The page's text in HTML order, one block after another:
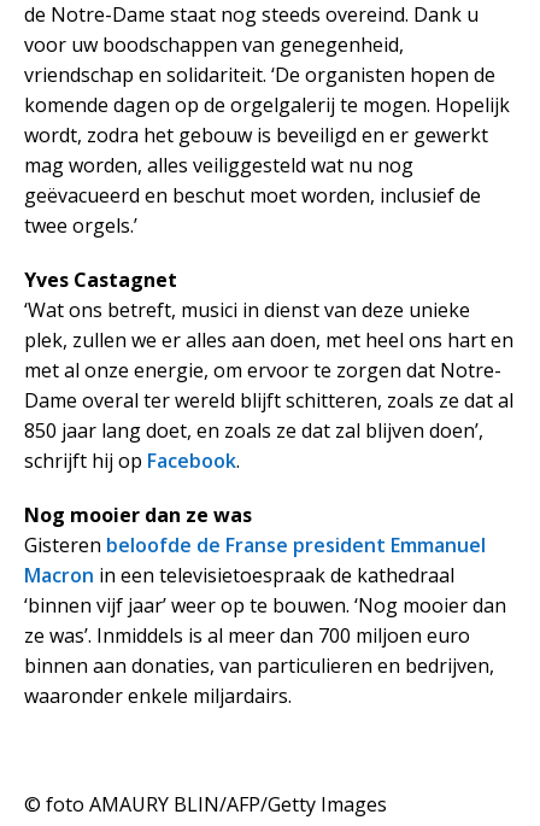
de Notre-Dame staat nog steeds overeind. Dank u
voor uw boodschappen van genegenheid,
vriendschap en solidariteit. ‘De organisten hopen de
komende dagen op de orgelgalerij te mogen. Hopelijk
wordt, zodra het gebouw is beveiligd en er gewerkt
mag worden, alles veiliggesteld wat nu nog
geëvacueerd en beschut moet worden, inclusief de
twee orgels.’
Yves Castagnet
‘Wat ons betreft, musici in dienst van deze unieke
plek, zullen we er alles aan doen, met heel ons hart en
met al onze energie, om ervoor te zorgen dat Notre-
Dame overal ter wereld blijft schitteren, zoals ze dat al
850 jaar lang doet, en zoals ze dat zal blijven doen’,
schrijft hij op Facebook.
Nog mooier dan ze was
Gisteren beloofde de Franse president Emmanuel
Macron in een televisietoespraak de kathedraal
‘binnen vijf jaar’ weer op te bouwen. ‘Nog mooier dan
ze was’. Inmiddels is al meer dan 700 miljoen euro
binnen aan donaties, van particulieren en bedrijven,
waaronder enkele miljardairs.
© foto AMAURY BLIN/AFP/Getty Images